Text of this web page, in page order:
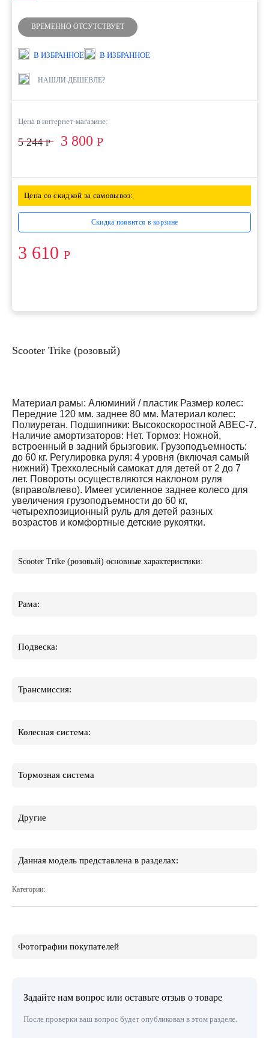
ВРЕМЕННО ОТСУТСТВУЕТ
В ИЗБРАННОЕ В ИЗБРАННОЕ
НАШЛИ ДЕШЕВЛЕ?
Цена в интернет-магазине:
5 244Р 3 800 Р
Цена со скидкой за самовывоз:
Скидка появится в корзине
3 610 Р
Scooter Trike (розовый)
Материал рамы: Алюминий / пластик Размер колес:
Передние 120 мм. заднее 80 мм. Материал колес:
Полиуретан. Подшипники: Высокоскоростной АВЕС-7.
Наличие амортизаторов: Нет. Тормоз: Ножной,
встроенный в задний брызговик. Грузоподъемность:
до 60 кг. Регулировка руля: 4 уровня (включая самый
нижний) Трехколесный самокат для детей от 2 до 7
лет. Повороты осуществляются наклоном руля
(вправо/влево). Имеет усиленное заднее колесо для
увеличения грузоподъемности до 60 кг,
четырехпозиционный руль для детей разных
возрастов и комфортные детские рукоятки.
Scooter Trike (розовый) основные характеристики:
Рама:
Подвеска:
Трансмиссия:
Колесная система:
Тормозная система
Другие
Данная модель представлена в разделах:
Категории:
Фотографии покупателей
Задайте нам вопрос или оставьте отзыв о товаре
После проверки ваш вопрос будет опубликован в этом разделе.